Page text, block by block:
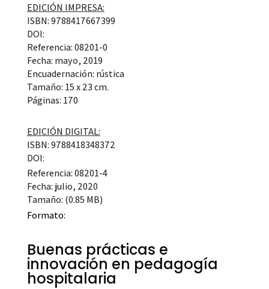
EDICIÓN IMPRESA:
ISBN: 9788417667399
DOI:
Referencia: 08201-0
Fecha: mayo, 2019
Encuadernación: rústica
Tamaño: 15 x 23 cm.
Páginas: 170
EDICIÓN DIGITAL:
ISBN: 9788418348372
DOI:
Referencia: 08201-4
Fecha: julio, 2020
Tamaño: (0.85 MB)
Formato:
Buenas prácticas e
innovación en pedagogía
hospitalaria